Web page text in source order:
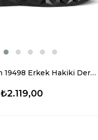
Marcomen 19498 Erkek Hakiki Deri Casual Ayakkabı Siyah
₺2.119,00